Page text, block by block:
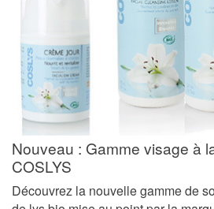
Nouveau : Gamme visage à
COSLYS
Découvrez la nouvelle gamme de